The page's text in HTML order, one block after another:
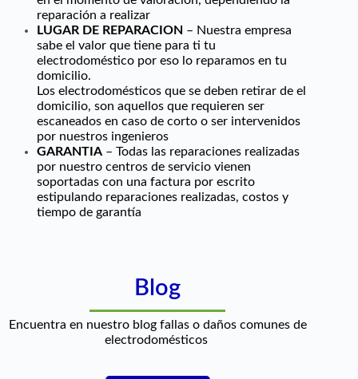
reparación a realizar
LUGAR DE REPARACION – Nuestra empresa
sabe el valor que tiene para ti tu
electrodoméstico por eso lo reparamos en tu
domicilio.
Los electrodomésticos que se deben retirar de el
domicilio, son aquellos que requieren ser
escaneados en caso de corto o ser intervenidos
por nuestros ingenieros
GARANTIA – Todas las reparaciones realizadas
por nuestro centros de servicio vienen
soportadas con una factura por escrito
estipulando reparaciones realizadas, costos y
tiempo de garantía
Blog
Encuentra en nuestro blog fallas o daños comunes de
electrodomésticos